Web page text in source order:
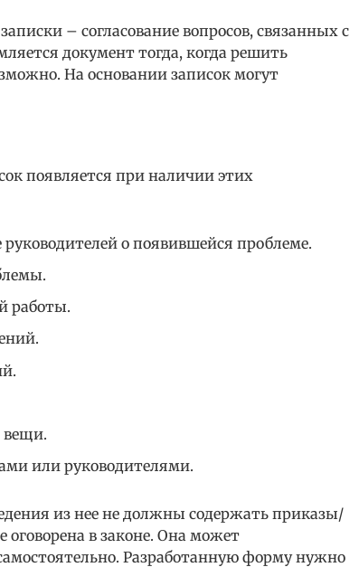
– согласование вопросов, связанных с
документ тогда, когда решить
На основании записок могут
появляется при наличии этих
о появившейся проблеме.
работы.
вещи.
или руководителями.
из нее не должны содержать приказы/
в законе. Она может
Разработанную форму нужно